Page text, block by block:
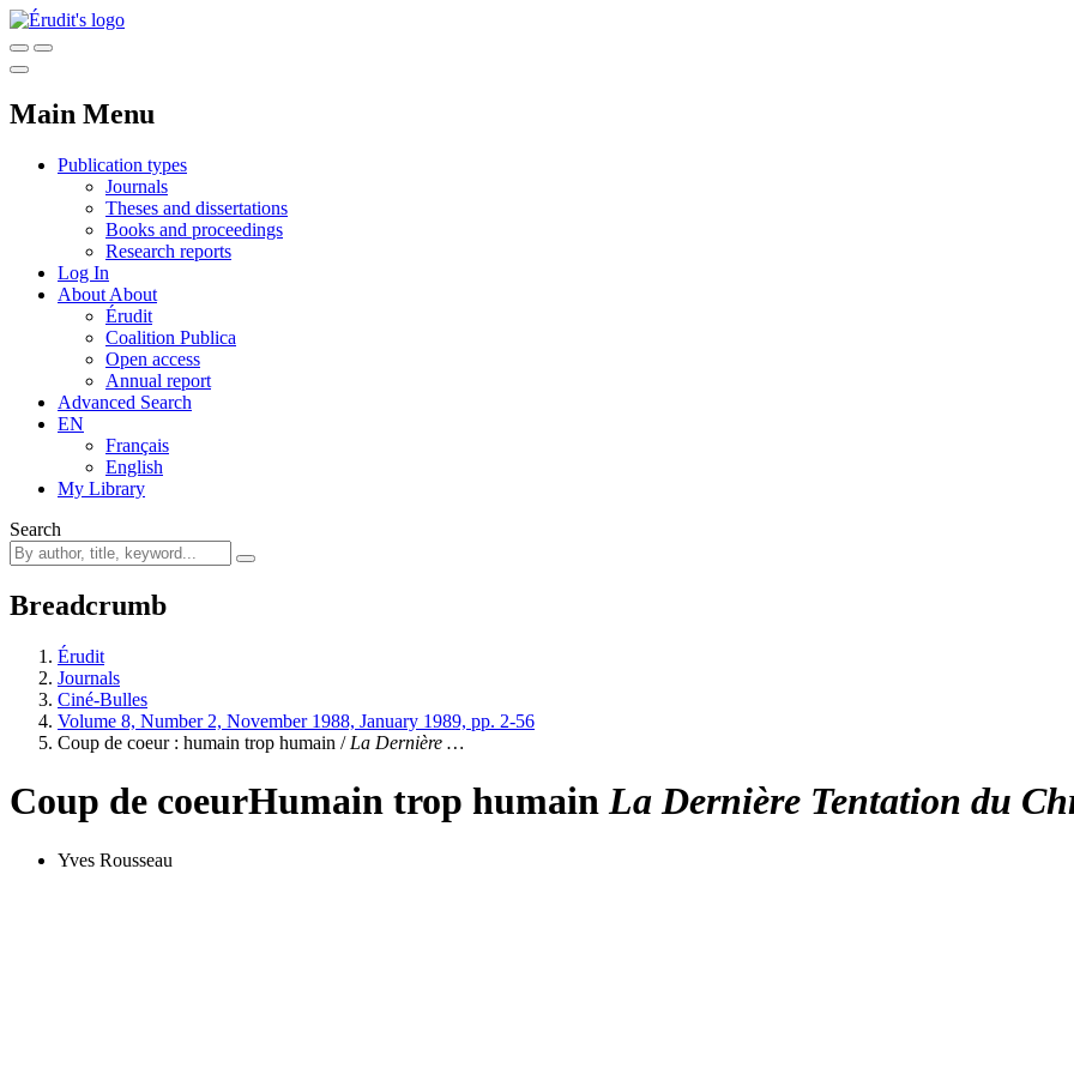
Main Menu
Publication types
Journals
Theses and dissertations
Books and proceedings
Research reports
Log In
About About
Érudit
Coalition Publica
Open access
Annual report
Advanced Search
EN
Français
English
My Library
Search
Breadcrumb
Érudit
Journals
Ciné-Bulles
Volume 8, Number 2, November 1988, January 1989, pp. 2-56
Coup de coeur : humain trop humain / La Dernière …
Coup de coeurHumain trop humain La Dernière Tentation du
Yves Rousseau